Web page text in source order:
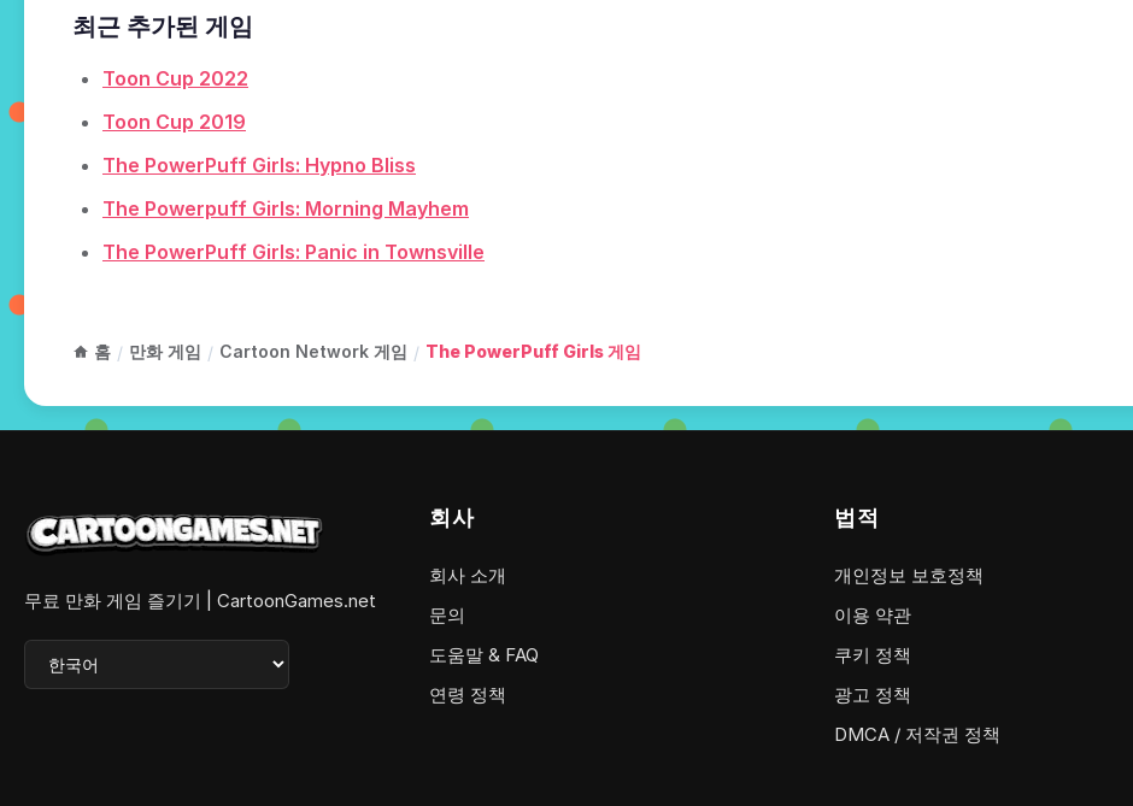
최근 추가된 게임
Toon Cup 2022
Toon Cup 2019
The PowerPuff Girls: Hypno Bliss
The Powerpuff Girls: Morning Mayhem
The PowerPuff Girls: Panic in Townsville
홈 / 만화 게임 / Cartoon Network 게임 / The PowerPuff Girls 게임
무료 만화 게임 즐기기 | CartoonGames.net
회사
회사 소개
문의
도움말 & FAQ
연령 정책
법적
개인정보 보호정책
이용 약관
쿠키 정책
광고 정책
DMCA / 저작권 정책